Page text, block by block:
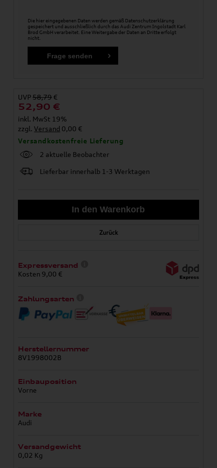
Die hier eingegebenen Daten werden gemäß Datenschutzerklärung
gespeichert und ausschließlich durch das Audi Zentrum Ingolstadt Karl
Brod GmbH verarbeitet. Eine Weitergabe der Daten an Dritte erfolgt
nicht.
UVP58,79 €
52,90 €
inkl. MwSt 19%
zzgl.Versand 0,00 €
Versandkostenfreie Lieferung
2 aktuelle Beobachter
Lieferbar innerhalb 1-3 Werktagen
Zurück
Expressversand
Kosten 9,00 €
Zahlungsarten
Herstellernummer
8V1998002B
Einbauposition
Vorne
Marke
Audi
Versandgewicht
0,02 Kg